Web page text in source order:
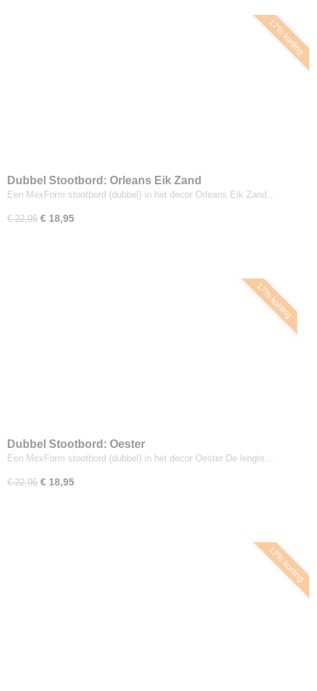
17% korting
Dubbel Stootbord: Orleans Eik Zand
Een MexForm stootbord (dubbel) in het decor Orleans Eik Zand…
€ 22,95 € 18,95
17% korting
Dubbel Stootbord: Oester
Een MexForm stootbord (dubbel) in het decor Oester De lengte…
€ 22,95 € 18,95
17% korting